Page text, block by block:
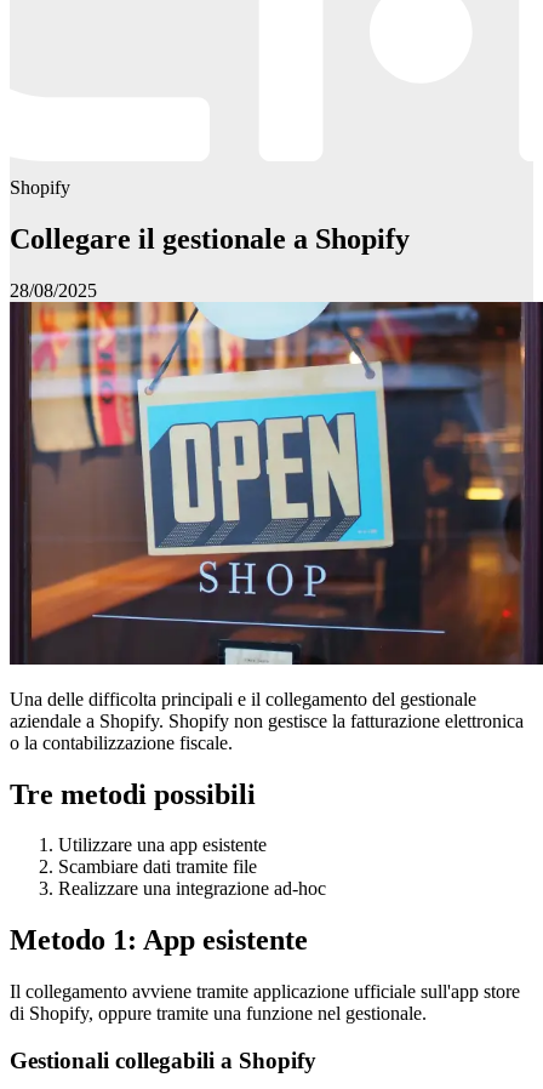
Shopify
Collegare il gestionale a Shopify
28/08/2025
Una delle difficolta principali e il collegamento del gestionale
aziendale a Shopify. Shopify non gestisce la fatturazione elettronica
o la contabilizzazione fiscale.
Tre metodi possibili
Utilizzare una app esistente
Scambiare dati tramite file
Realizzare una integrazione ad-hoc
Metodo 1: App esistente
Il collegamento avviene tramite applicazione ufficiale sull'app store
di Shopify, oppure tramite una funzione nel gestionale.
Gestionali collegabili a Shopify